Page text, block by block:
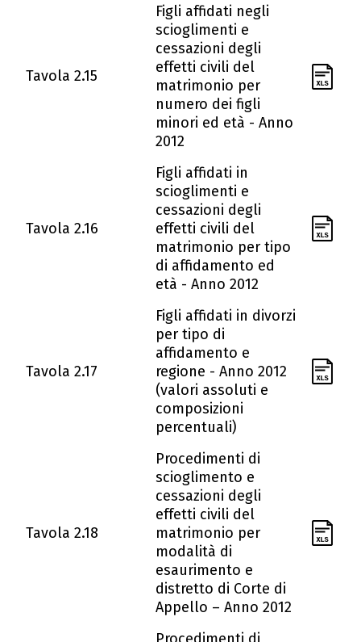
Tavola 2.15
Figli affidati negli
scioglimenti e
cessazioni degli
effetti civili del
matrimonio per
numero dei figli
minori ed età - Anno
2012
Tavola 2.16
Figli affidati in
scioglimenti e
cessazioni degli
effetti civili del
matrimonio per tipo
di affidamento ed
età - Anno 2012
Tavola 2.17
Figli affidati in divorzi
per tipo di
affidamento e
regione - Anno 2012
(valori assoluti e
composizioni
percentuali)
Tavola 2.18
Procedimenti di
scioglimento e
cessazioni degli
effetti civili del
matrimonio per
modalità di
esaurimento e
distretto di Corte di
Appello – Anno 2012